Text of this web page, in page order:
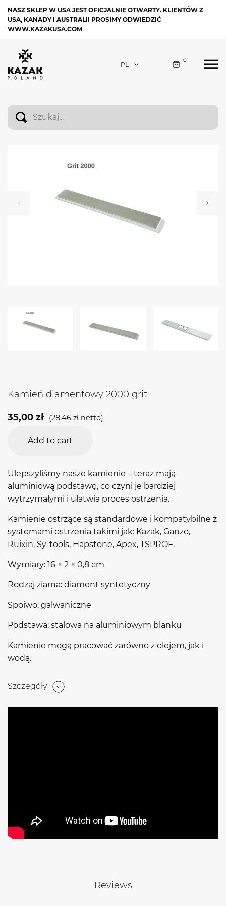
NASZ SKLEP W USA JEST OFICJALNIE OTWARTY. KLIENTÓW Z
USA, KANADY I AUSTRALII PROSIMY ODWIEDZIĆ
WWW.KAZAKUSA.COM
0
Kamień diamentowy 2000 grit
35,00 zł (28,46 zł netto)
Add to cart
Ulepszyliśmy nasze kamienie – teraz mają
aluminiową podstawę, co czyni je bardziej
wytrzymałymi i ułatwia proces ostrzenia.
Kamienie ostrzące są standardowe i kompatybilne z
systemami ostrzenia takimi jak: Kazak, Ganzo,
Ruixin, Sy-tools, Hapstone, Apex, TSPROF.
Wymiary: 16 × 2 × 0,8 cm
Rodzaj ziarna: diament syntetyczny
Spoiwo: galwaniczne
Podstawa: stalowa na aluminiowym blanku
Kamienie mogą pracować zarówno z olejem, jak i
wodą.
Szczegóły
Reviews